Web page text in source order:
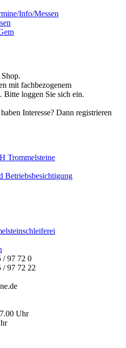
Info/Messen
mit fachbezogenem
Bitte loggen Sie sich ein.
Interesse? Dann registrieren
Trommelsteine
Betriebsbesichtigung
/ 97 72 0
/ 97 72 22
Uhr